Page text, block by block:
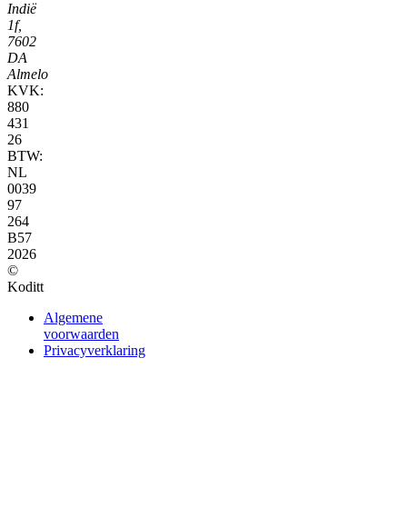
Indië
1f,
7602
DA
Almelo
KVK:
880
431
26
BTW:
NL
0039
97
264
B57
2026
©
Koditt
Algemene
voorwaarden
Privacyverklaring